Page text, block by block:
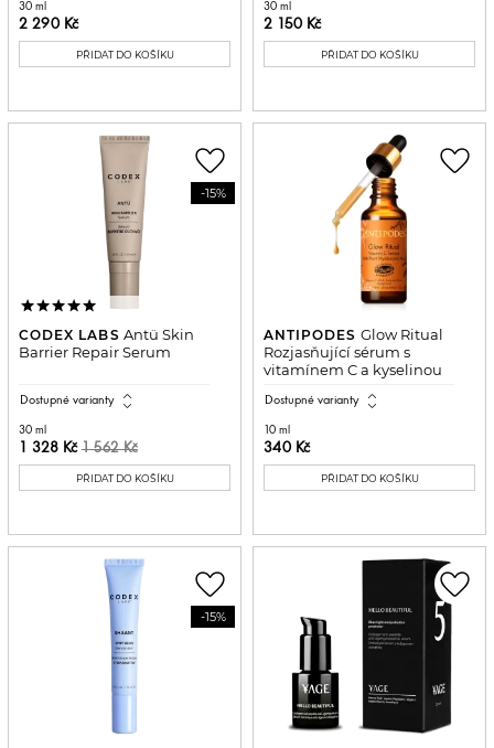
30 ml
2 290 Kč
PŘIDAT DO KOŠÍKU
30 ml
2 150 Kč
PŘIDAT DO KOŠÍKU
CODEX LABS Antü Skin
Barrier Repair Serum
Dostupné varianty expand_all
30 ml
1 328 Kč1 562 Kč
PŘIDAT DO KOŠÍKU
-15%
favorite_border
ANTIPODES Glow Ritual
Rozjasňující sérum s
vitamínem C a kyselinou
Dostupné varianty expand_all
10 ml
340 Kč
PŘIDAT DO KOŠÍKU
favorite_border
-15%
favorite_border favorite_border